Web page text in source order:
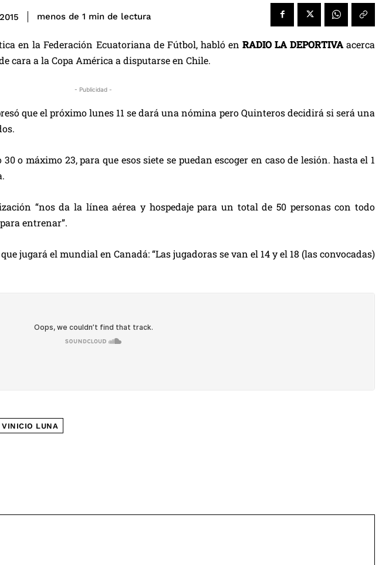
menos de 1 min de lectura
en la Federación Ecuatoriana de Fútbol, habló en RADIO LA DEPORTIVAacerca
cara a la Copa América a disputarse en Chile.
- Publicidad -
que el próximo lunes 11 se dará una nómina pero Quinteros decidirá si será una
o máximo 23, para que esos siete se puedan escoger en caso de lesión. hasta el 1
“nos da la línea aérea y hospedaje para un total de 50 personas con todo
entrenar”.
jugará el mundial en Canadá: “Las jugadoras se van el 14 y el 18 (las convocadas)
VINICIO LUNA